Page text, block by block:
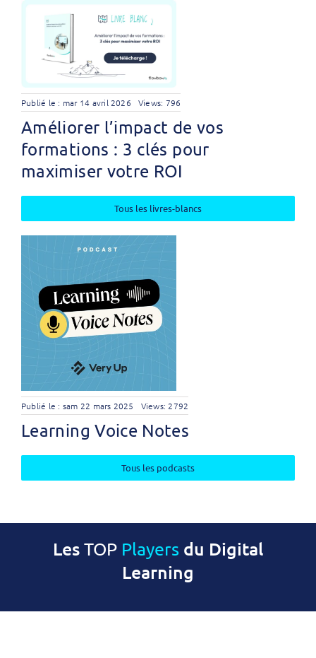
Publié le : mar 14 avril 2026 Views: 796
Améliorer l’impact de vos
formations : 3 clés pour
maximiser votre ROI
Tous les livres-blancs
Publié le : sam 22 mars 2025 Views: 2792
Learning Voice Notes
Tous les podcasts
LesTOP Players du Digital
Learning